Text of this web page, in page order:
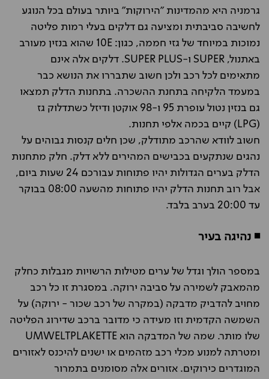
גרמניה היא מהמדינות "הירוקות" ביותר בעולם בכל הנוגע
לחשיבה סביבתית ומציעה גם דלקים בעלי רמות פליטה
נמוכות במיוחד של גזי חממה, כגון: 10E שהוא בנזין מעורב
באתנול, SUPER ו-SUPER PLUS. דלקים אלה אינם
מתאימים לכל רכב ולכן חשוב שתבררו את הנושא כבר
במעמד הלקיחה בתחנת ההשכרה. בתחנות הדלק תמצאו
גם בנזין נטול עופרת 95 ו-98 אוקטן ודיזל כשתדלוק גז
(LPG) קיים בכמה אלפי תחנות.
חשוב לוודא שהרכב מתודלק, שכן חלים קנסות גבוהים על
נהגים שנתקעים בכבישים המהירים ללא דלק. חלק מתחנות
הדלק בערים הגדולות יהיו פתוחות עבורכם 24 שעות ביום,
אבל רוב תחנות הדלק יהיו פתוחות מהשעה 08:00 בבוקר
עד 20:00 בערב בלבד.
◾ נהיגה בעיר
במספר הולך וגדל של ערים מטילות הרשויות מגבלות כחלק
מהמאבק לשמירה על סביבה ירוקה. במסגרת זו כל רכב
מחויב להדביק מדבקה (במקרה של רכב שכור - ירוקה) על
השמשה הקדמית וזו מעידה כי מדובר ברכב שדירוג הפליטה
שלו מותר. שמה של המדבקה הוא UMWELTPLAKETTE
ומטרתה למנוע מכלי רכב מזהמים או ישנים להיכנס לאזורים
המוגדרים כירוקים. אזורים אלה מסומנים בתמרור